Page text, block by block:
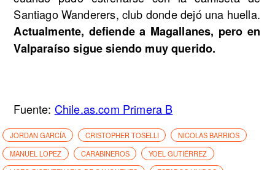
Santiago Wanderers, club donde dejó una huella.
Actualmente, defiende a Magallanes, pero en
Valparaíso sigue siendo muy querido.
Fuente: Chile.as.com Primera B
JORDAN GARCÍA CRISTOPHER TOSELLI
NICOLAS BARRIOS
MANUEL LOPEZ
CARABINEROS
YOEL GUTIÉRREZ